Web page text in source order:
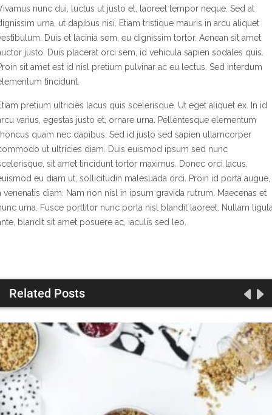
nunc dui, luctus ut justo et, laoreet tempor neque. Sed at
urna, ut dapibus nisi. Etiam tristique mauris in arcu aliquet
Duis et lacinia sem, eu dignissim tortor. Aenean sit amet
justo. Duis placerat orci sem, id vehicula sapien sodales quis.
sit amet est id nisl pretium pulvinar ac eu lectus. Sed interdum
tincidunt.
pretium ultricies lacus quis scelerisque. Ut eget aliquet ex. In id
varius, egestas justo et, ornare urna. Pellentesque elementum
quam nec dapibus. Sed id justo sed sapien ullamcorper
ut ultricies diam. Duis euismod ipsum sed nunc
sit amet tincidunt tortor maximus. Donec orci lacus,
eu diam ut, sollicitudin malesuada orci. Proin id porta augue,
venenatis diam. Nam non nisl in ipsum gravida rutrum. Maecenas et
urna. Fusce porttitor nunc porta nisl blandit laoreet. Nullam
blandit sit amet posuere ac, iaculis sed leo.
Related Posts